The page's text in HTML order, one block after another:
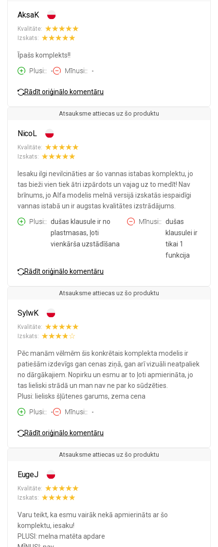
AksaK
Kvalitāte:
Izskats:
Īpašs komplekts!!
Plusi:
- Mīnusi: -
Rādīt oriģinālo komentāru
Atsauksme attiecas uz šo produktu
NicoL
Kvalitāte:
Izskats:
Iesaku ilgi nevilcināties ar šo vannas istabas komplektu, jo
tas bieži vien tiek ātri izpārdots un vajag uz to medīt! Nav
brīnums, jo Alfa modelis melnā versijā izskatās iespaidīgi
vannas istabā un ir augstas kvalitātes izstrādājums.
Plusi:
dušas klausule ir no
plastmasas, ļoti
vienkārša uzstādīšana
Mīnusi:
dušas
klausulei ir
tikai 1
funkcija
Rādīt oriģinālo komentāru
Atsauksme attiecas uz šo produktu
SylwK
Kvalitāte:
Izskats:
Pēc manām vēlmēm šis konkrētais komplekta modelis ir
patiešām izdevīgs gan cenas ziņā, gan arī vizuāli neatpaliek
no dārgākajiem. Nopirku un esmu ar to ļoti apmierināta, jo
tas lieliski strādā un man nav ne par ko sūdzēties.
Plusi: lielisks šļūtenes garums, zema cena
Plusi:
- Mīnusi: -
Rādīt oriģinālo komentāru
Atsauksme attiecas uz šo produktu
EugeJ
Kvalitāte:
Izskats:
Varu teikt, ka esmu vairāk nekā apmierināts ar šo
komplektu, iesaku!
PLUSI: melna matēta apdare